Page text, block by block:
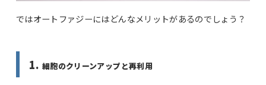
ではオートファジーにはどんなメリットがあるのでしょう？
1. 細胞のクリーンアップと再利用